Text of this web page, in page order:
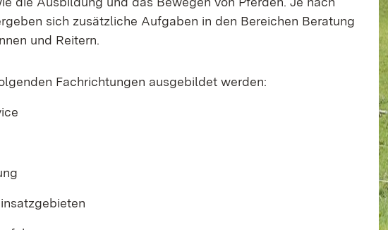
sich zusätzliche Aufgaben in den Bereichen Beratung
und Reitern.
Fachrichtungen ausgebildet werden: